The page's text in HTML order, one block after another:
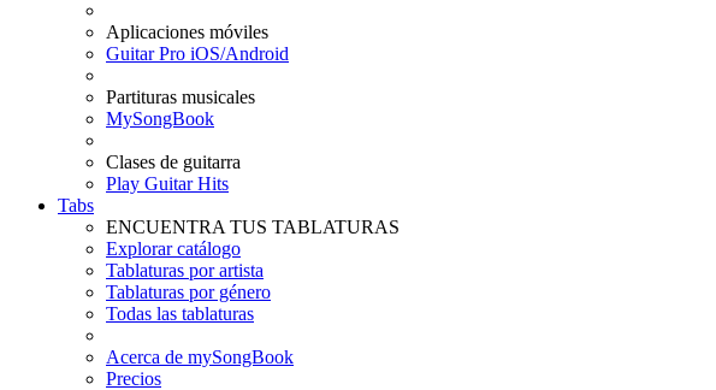
Aplicaciones móviles
Guitar Pro iOS/Android
Partituras musicales
MySongBook
Clases de guitarra
Play Guitar Hits
Tabs
ENCUENTRA TUS TABLATURAS
Explorar catálogo
Tablaturas por artista
Tablaturas por género
Todas las tablaturas
Acerca de mySongBook
Precios